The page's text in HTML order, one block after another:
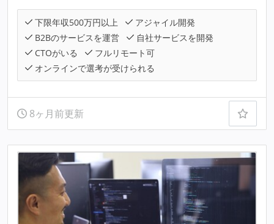
下限年収500万円以上
アジャイル開発
B2Bのサービスを運営
自社サービスを開発
CTOがいる
フルリモート可
オンラインで選考が受けられる
8ヶ月前更新